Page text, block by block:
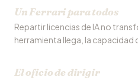
Un Ferrari para todos
Repartir licencias de IA no
herramienta llega, la capacidad
El oficio de dirigir